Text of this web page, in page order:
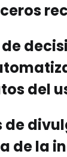
del
de
de la